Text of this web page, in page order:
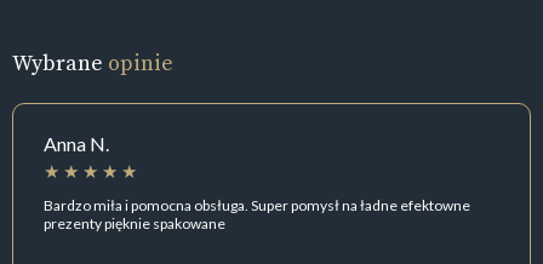
Wybrane opinie
Anna N.
Bardzo miła i pomocna obsługa. Super pomysł na ładne efektowne
prezenty pięknie spakowane